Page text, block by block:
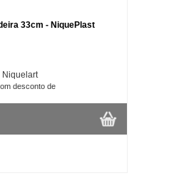
33cm - NiquePlast
Niquelart
desconto de